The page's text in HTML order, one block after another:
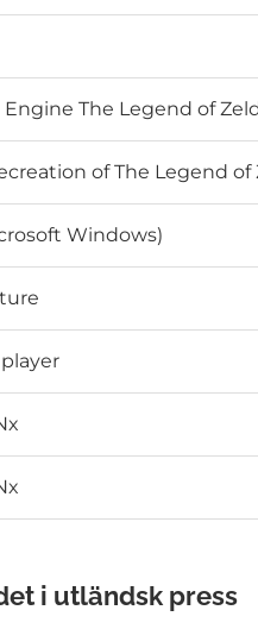
Engine The Legend of
of The Legend
Windows)
i utländsk press